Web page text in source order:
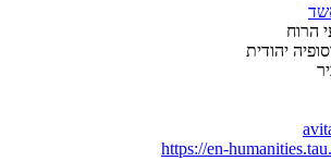
הרוח
יהודית
https://en-